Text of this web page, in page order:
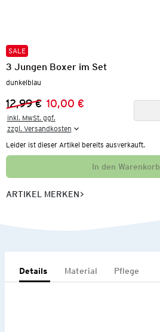
SALE
3 Jungen Boxer im Set
dunkelblau
Vorheriger Preis:
12,99 €
Neuer Preis:
10,00 €
inkl. MwSt. ggf.
zzgl. Versandkosten
Leider ist dieser Artikel bereits ausverkauft.
In den Warenkorb
ARTIKEL MERKEN
Details Material Pflege